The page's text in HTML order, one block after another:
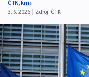
ČTK,kma
3. 6. 2026 | Zdroj: ČTK